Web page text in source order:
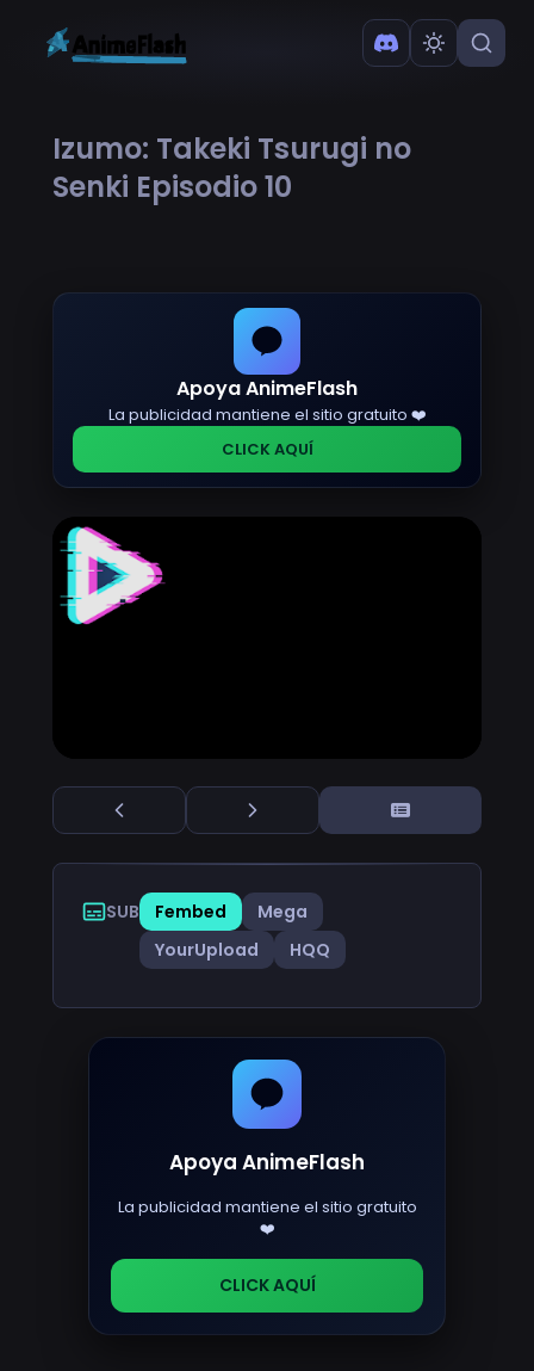
Izumo: Takeki Tsurugi no
Senki Episodio 10
Apoya AnimeFlash
La publicidad mantiene el sitio gratuito ❤️
CLICK AQUÍ
SUB Fembed
Mega
YourUpload
HQQ
Apoya AnimeFlash
La publicidad mantiene el sitio gratuito
❤️
CLICK AQUÍ